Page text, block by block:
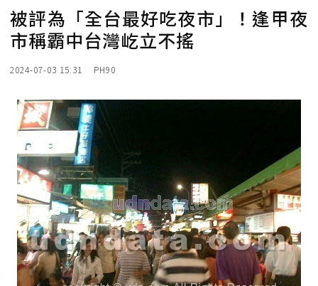
被評為「全台最好吃夜市」！逢甲夜
市稱霸中台灣屹立不搖
2024-07-03 15:31 PH90